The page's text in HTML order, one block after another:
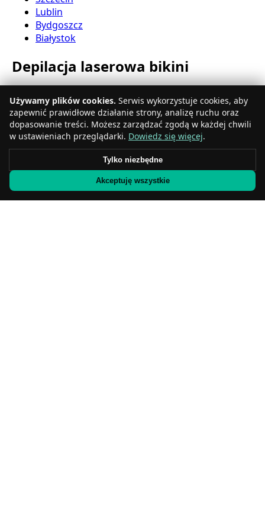
Lublin
Bydgoszcz
Białystok
Depilacja laserowa bikini
Katowice
Gdynia
Częstochowa
Radom
Rzeszów
Sosnowiec
Gliwice
Używamy plików cookies. Serwis wykorzystuje cookies, aby
zapewnić prawidłowe działanie strony, analizę ruchu oraz
dopasowanie treści. Możesz zarządzać zgodą w każdej chwili
w ustawieniach przeglądarki. Dowiedz się więcej.
Tylko niezbędne
Akceptuję wszystkie